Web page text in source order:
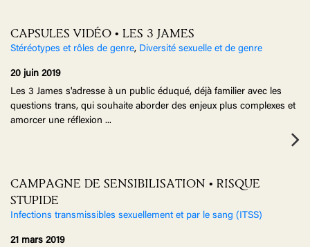
CAPSULES VIDÉO • LES 3 JAMES
Stéréotypes et rôles de genre, Diversité sexuelle et de genre
20 juin 2019
Les 3 James s'adresse à un public éduqué, déjà familier avec les
questions trans, qui souhaite aborder des enjeux plus complexes et
amorcer une réflexion ...
CAMPAGNE DE SENSIBILISATION • RISQUE
STUPIDE
Infections transmissibles sexuellement et par le sang (ITSS)
21 mars 2019